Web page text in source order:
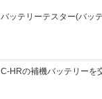
バッテリーテスター(バッ
C-HRの補機バッテリーを